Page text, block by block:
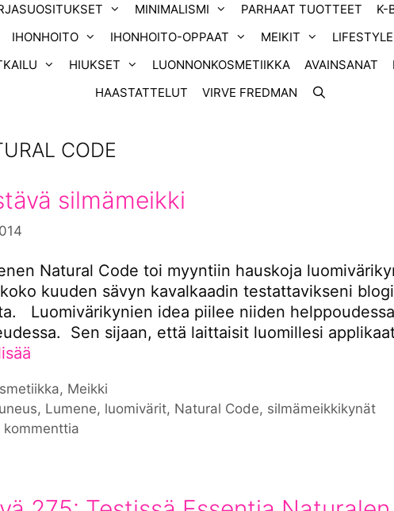
MINIMALISMI PARHAAT TUOTTEET
K-
IHONHOITO
IHONHOITO-OPPAAT MEIKIT
LIFESTYLE
HIUKSET LUONNONKOSMETIIKKA AVAINSANAT
HAASTATTELUT
VIRVE FREDMAN
CODE
silmämeikki
Natural Code toi myyntiin hauskoja
kuuden sävyn kavalkaadin testattavikseni
Luomivärikynien idea piilee niiden
Sen sijaan, että laittaisit luomillesi
, Meikki
, Lumene, luomivärit, Natural Code, silmämeikkikynät
kommenttia